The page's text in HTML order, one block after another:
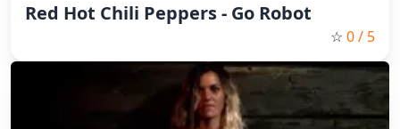
Red Hot Chili Peppers - Go Robot
☆ 0/ 5